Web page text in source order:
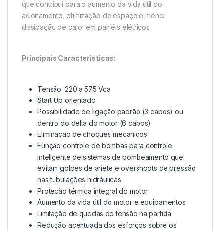
que contribui para o aumento da vida útil do
acionamento, otimização de espaço e menor
dissipação de calor em painéis elétricos.
Principais Características:
Tensão: 220 a 575 Vca
Start Up orientado
Possibilidade de ligação padrão (3 cabos) ou
dentro do delta do motor (6 cabos)
Eliminação de choques mecânicos
Função controle de bombas para controle
inteligente de sistemas de bombeamento que
evitam golpes de aríete e overshoots de pressão
nas tubulações hidráulicas
Proteção térmica integral do motor
Aumento da vida útil do motor e equipamentos
Limitação de quedas de tensão na partida
Redução acentuada dos esforços sobre os